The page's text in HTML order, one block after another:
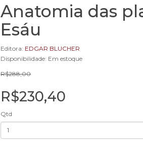
Anatomia das
Esáu
Editora: EDGAR BLUCHER
Disponibilidade: Em estoque
R$288,00
R$230,40
Qtd